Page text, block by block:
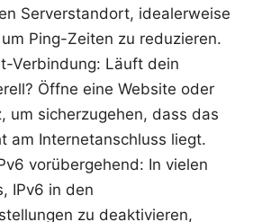
Serverstandort, idealerweise
Ping-Zeiten zu reduzieren.
Verbindung: Läuft dein
Öffne eine Website oder
um sicherzugehen, dass das
am Internetanschluss liegt.
vorübergehend: In vielen
IPv6 in den
zu deaktivieren,